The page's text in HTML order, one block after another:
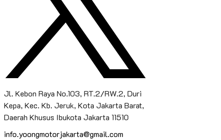
Jl. Kebon Raya No.103, RT.2/RW.2, Duri
Kepa, Kec. Kb. Jeruk, Kota Jakarta Barat,
Daerah Khusus Ibukota Jakarta 11510
info.yoongmotorjakarta@gmail.com